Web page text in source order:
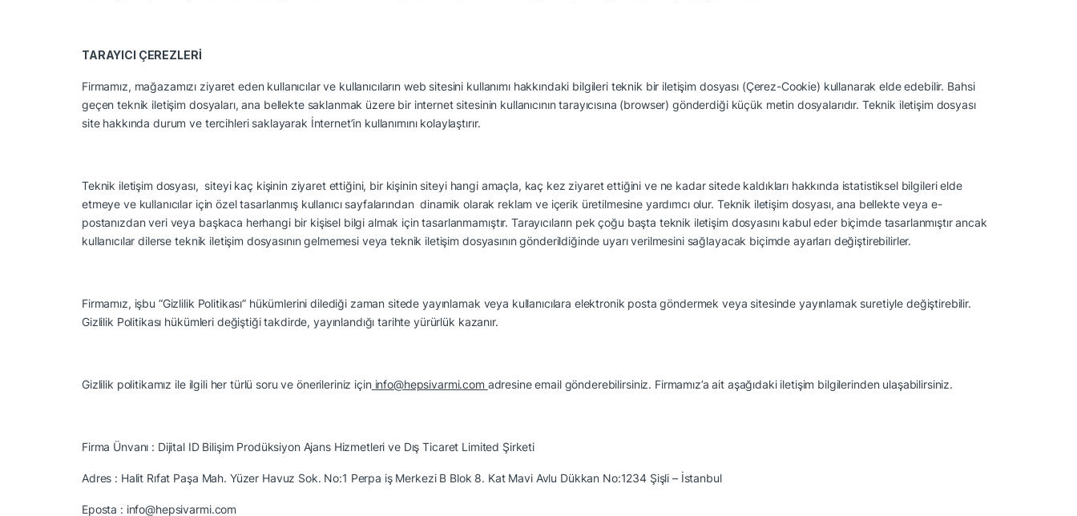
TARAYICI ÇEREZLERİ
Firmamız, mağazamızı ziyaret eden kullanıcılar ve kullanıcıların web sitesini kullanımı hakkındaki bilgileri teknik bir iletişim dosyası (Çerez-Cookie) kullanarak elde edebilir. Bahsi
geçen teknik iletişim dosyaları, ana bellekte saklanmak üzere bir internet sitesinin kullanıcının tarayıcısına (browser) gönderdiği küçük metin dosyalarıdır. Teknik iletişim dosyası
site hakkında durum ve tercihleri saklayarak İnternet’in kullanımını kolaylaştırır.
Teknik iletişim dosyası, siteyi kaç kişinin ziyaret ettiğini, bir kişinin siteyi hangi amaçla, kaç kez ziyaret ettiğini ve ne kadar sitede kaldıkları hakkında istatistiksel bilgileri elde
etmeye ve kullanıcılar için özel tasarlanmış kullanıcı sayfalarından dinamik olarak reklam ve içerik üretilmesine yardımcı olur. Teknik iletişim dosyası, ana bellekte veya e-
postanızdan veri veya başkaca herhangi bir kişisel bilgi almak için tasarlanmamıştır. Tarayıcıların pek çoğu başta teknik iletişim dosyasını kabul eder biçimde tasarlanmıştır ancak
kullanıcılar dilerse teknik iletişim dosyasının gelmemesi veya teknik iletişim dosyasının gönderildiğinde uyarı verilmesini sağlayacak biçimde ayarları değiştirebilirler.
Firmamız, işbu “Gizlilik Politikası” hükümlerini dilediği zaman sitede yayınlamak veya kullanıcılara elektronik posta göndermek veya sitesinde yayınlamak suretiyle değiştirebilir.
Gizlilik Politikası hükümleri değiştiği takdirde, yayınlandığı tarihte yürürlük kazanır.
Gizlilik politikamız ile ilgili her türlü soru ve önerileriniz için info@hepsivarmi.com adresine email gönderebilirsiniz. Firmamız’a ait aşağıdaki iletişim bilgilerinden ulaşabilirsiniz.
Firma Ünvanı : Dijital ID Bilişim Prodüksiyon Ajans Hizmetleri ve Dış Ticaret Limited Şirketi
Adres : Halit Rıfat Paşa Mah. Yüzer Havuz Sok. No:1 Perpa iş Merkezi B Blok 8. Kat Mavi Avlu Dükkan No:1234 Şişli – İstanbul
Eposta : info@hepsivarmi.com